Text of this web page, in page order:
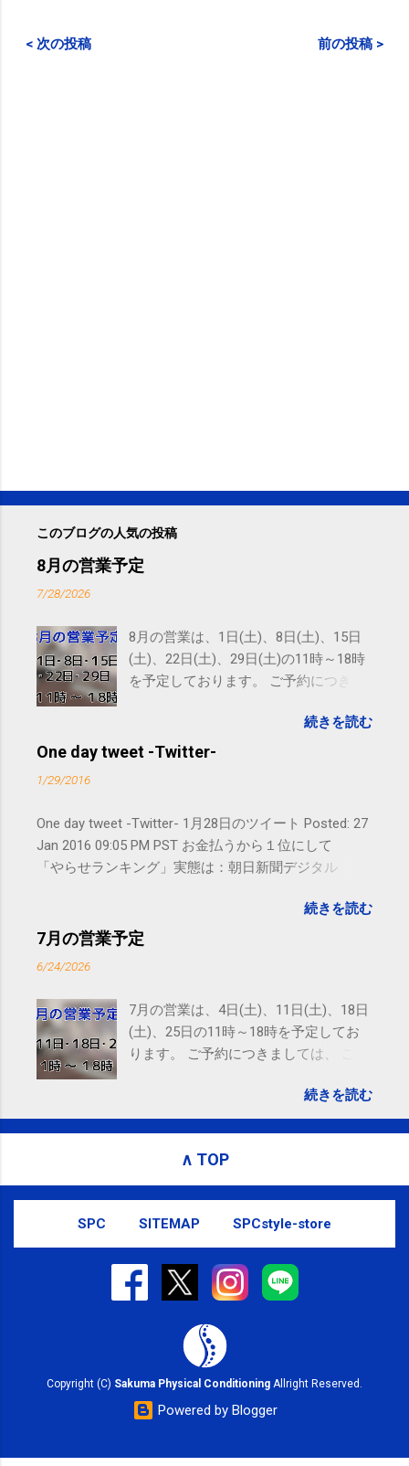
< 次の投稿 前の投稿 >
このブログの人気の投稿
8月の営業予定
7/28/2026
8月の営業は、1日(土)、8日(土)、15日
(土)、22日(土)、29日(土)の11時～18時
を予定しております。 ご予約につきま
す。 電話に出られないことがあります
ので、ご予約、お問い合わせは
続きを読む
One day tweet -Twitter-
1/29/2016
One day tweet -Twitter- 1月28日のツイート Posted: 27
Jan 2016 09:05 PM PST お金払うから１位にして
「やらせランキング」実態は：朝日新聞デジタル
to email updates from サクマフィジカルコンディショ
ニング(@SPCstyle) - Twilog . To stop receiving these
powered by Google Google Inc., 1600 Amphitheatre
Parkway, Mountain View, CA 94043, United States
続きを読む
7月の営業予定
6/24/2026
7月の営業は、4日(土)、11日(土)、18日
(土)、25日の11時～18時を予定してお
ります。 ご予約につきましては、 こち
れないことがありますので、ご予約、
お問い合わせはSMS（ショートメッセ
続きを読む
∧ TOP
SPC SITEMAP SPCstyle-store
Copyright (C) Sakuma Physical Conditioning Allright Reserved.
Powered by Blogger